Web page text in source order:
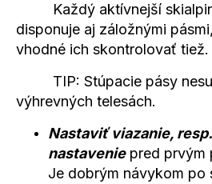
Každý aktívnejší
disponuje aj záložnými
vhodné ich skontrolovať tiež.
TIP: Stúpacie pásy
výhrevných telesách.
Nastaviť viazanie,
nastaveniepred prvým
Je dobrým návykom po